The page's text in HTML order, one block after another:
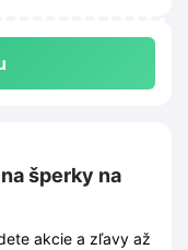
šperky na
akcie a zľavy až